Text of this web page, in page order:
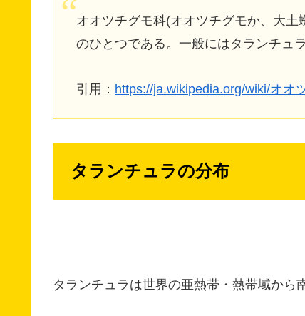
オオツチグモ科(オオツチグモか、大
のひとつである。一般にはタランチュ
引用： https://ja.wikipedia.org/wiki/オオ
タランチュラの分布
タランチュラは世界の亜熱帯・熱帯域から